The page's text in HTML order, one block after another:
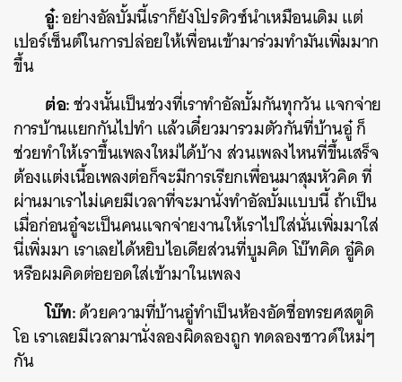
อู๋:อย่างอัลบั้มนี้เราก็ยังโปรดิวซ์นำเหมือนเดิม แต่
เปอร์เซ็นต์ในการปล่อยให้เพื่อนเข้ามาร่วมทำมันเพิ่มมาก
ขึ้น
ต่อ:ช่วงนั้นเป็นช่วงที่เราทำอัลบั้มกันทุกวัน แจกจ่าย
การบ้านแยกกันไปทำ แล้วเดี๋ยวมารวมตัวกันที่บ้านอู๋ ก็
ช่วยทำให้เราขึ้นเพลงใหม่ได้บ้าง ส่วนเพลงไหนที่ขึ้นเสร็จ
ต้องแต่งเนื้อเพลงต่อก็จะมีการเรียกเพื่อนมาสุมหัวคิด ที่
ผ่านมาเราไม่เคยมีเวลาที่จะมานั่งทำอัลบั้มแบบนี้ ถ้าเป็น
เมื่อก่อนอู๋จะเป็นคนแจกจ่ายงานให้เราไปใส่นั่นเพิ่มมาใส่
นี่เพิ่มมา เราเลยได้หยิบไอเดียส่วนที่บูมคิด โบ๊ทคิด อู๋คิด
หรือผมคิดต่อยอดใส่เข้ามาในเพลง
โบ๊ท:ด้วยความที่บ้านอู๋ทำเป็นห้องอัดชื่อทรยศสตูดิ
โอ เราเลยมีเวลามานั่งลองผิดลองถูก ทดลองซาวด์ใหม่ๆ
กัน